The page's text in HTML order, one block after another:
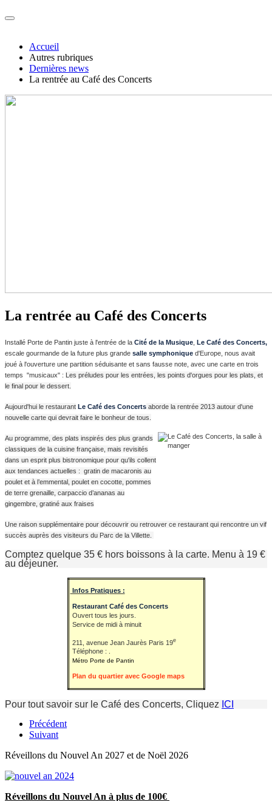
Accueil
Autres rubriques
Dernières news
La rentrée au Café des Concerts
La rentrée au Café des Concerts
Installé Porte de Pantin juste à l'entrée de la Cité de la Musique Le Café des Concerts,
escale gourmande de la future plus grande salle symphonique d'Europe, nous avait
joué à l'ouverture une partition séduisante et sans fausse note, avec une carte en trois
temps "musicaux" : Les préludes pour les entrées, les points d'orgues pour les plats, et
le final pour le dessert.
Aujourd'hui le restaurant Le Café des Concerts aborde la rentrée 2013 autour d'une
nouvelle carte qui devrait faire le bonheur de tous.
Au programme, des plats inspirés des plus grands
classiques de la cuisine française, mais revisités
dans un esprit plus bistronomique pour qu'ils collent
aux tendances actuelles : gratin de macaronis au
poulet et à l’emmental, poulet en cocotte, pommes
de terre grenaille, carpaccio d’ananas au
gingembre, gratiné aux fraises
Une raison supplémentaire pour découvrir ou retrouver ce restaurant qui rencontre un vif
succès auprès des visiteurs du Parc de la Villette.
Comptez quelque 35 € hors boissons à la carte. Menu à 19 €
au déjeuner.
Infos Pratiques :
Restaurant Café des Concerts
Ouvert tous les jours.
Service de midi à minuit
211, avenue Jean Jaurès Paris 19e
Téléphone : .
Métro Porte de Pantin
Plan du quartier avec Google maps
Pour tout savoir sur le Café des Concerts, Cliquez ICI
Précédent
Suivant
Réveillons du Nouvel An 2027 et de Noël 2026
Réveillons du Nouvel An à plus de 100€